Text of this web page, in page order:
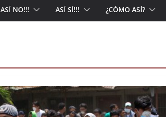
ASÍ NO!!! ASÍ SÍ!!! ¿CÓMO ASÍ?